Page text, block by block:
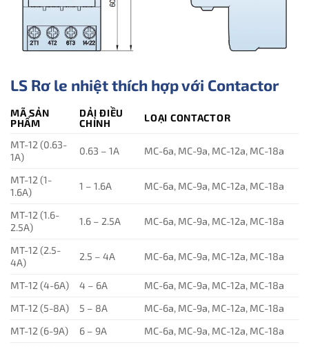
LS Rơ le nhiệt thích hợp với Contactor
MÃ SẢN
PHẨM
DẢI ĐIỀU
CHỈNH
LOẠI CONTACTOR
MT-12 (0.63-
1A)
0.63 – 1A MC-6a, MC-9a, MC-12a, MC-18a
MT-12 (1-
1.6A)
1 – 1.6A MC-6a, MC-9a, MC-12a, MC-18a
MT-12 (1.6-
2.5A)
1.6 – 2.5A MC-6a, MC-9a, MC-12a, MC-18a
MT-12 (2.5-
4A)
2.5 – 4A MC-6a, MC-9a, MC-12a, MC-18a
MT-12 (4-6A) 4 – 6A
MC-6a, MC-9a, MC-12a, MC-18a
MT-12 (5-8A)
5 – 8A
MC-6a, MC-9a, MC-12a, MC-18a
MT-12 (6-9A)
6 – 9A
MC-6a, MC-9a, MC-12a, MC-18a